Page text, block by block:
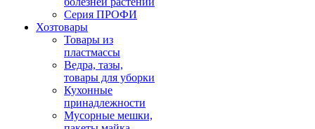
Серия ПРОФИ
Хозтовары
Товары из
пластмассы
Ведра, тазы,
товары для уборки
Кухонные
принадлежности
Мусорные мешки,